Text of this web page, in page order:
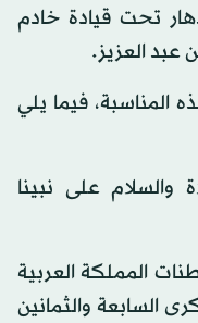
تحت قيادة خادم
عبد العزيز.
المناسبة، فيما يلي
والسلام على نبينا
المملكة العربية
السابعة والثمانين